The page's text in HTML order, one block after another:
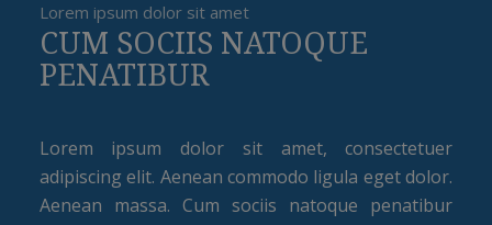
Lorem ipsum dolor sit amet
CUM SOCIIS NATOQUE
PENATIBUR
Lorem ipsum dolor sit amet, consectetuer
adipiscing elit. Aenean commodo ligula eget dolor.
Aenean massa. Cum sociis natoque penatibur